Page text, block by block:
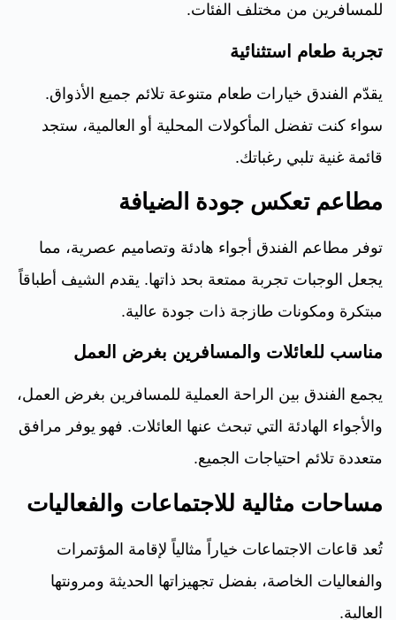
للمسافرين من مختلف الفئات.
تجربة طعام استثنائية
يقدّم الفندق خيارات طعام متنوعة تلائم جميع الأذواق.
سواء كنت تفضل المأكولات المحلية أو العالمية، ستجد
قائمة غنية تلبي رغباتك.
مطاعم تعكس جودة الضيافة
توفر مطاعم الفندق أجواء هادئة وتصاميم عصرية، مما
يجعل الوجبات تجربة ممتعة بحد ذاتها. يقدم الشيف أطباقاً
مبتكرة ومكونات طازجة ذات جودة عالية.
مناسب للعائلات والمسافرين بغرض العمل
يجمع الفندق بين الراحة العملية للمسافرين بغرض العمل،
والأجواء الهادئة التي تبحث عنها العائلات. فهو يوفر مرافق
متعددة تلائم احتياجات الجميع.
مساحات مثالية للاجتماعات والفعاليات
تُعد قاعات الاجتماعات خياراً مثالياً لإقامة المؤتمرات
والفعاليات الخاصة، بفضل تجهيزاتها الحديثة ومرونتها
العالية.